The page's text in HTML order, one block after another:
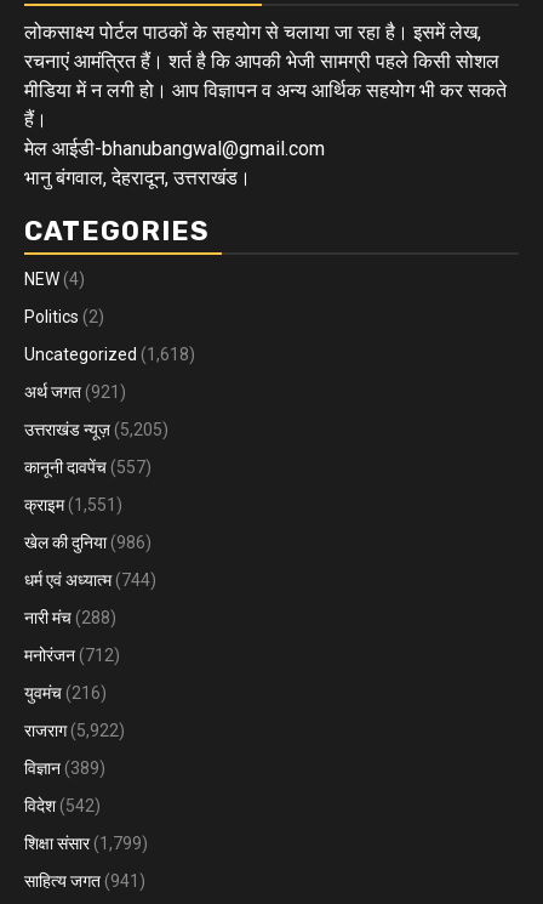
लोकसाक्ष्य पोर्टल पाठकों के सहयोग से चलाया जा रहा है। इसमें लेख,
रचनाएं आमंत्रित हैं। शर्त है कि आपकी भेजी सामग्री पहले किसी सोशल
मीडिया में न लगी हो। आप विज्ञापन व अन्य आर्थिक सहयोग भी कर सकते
हैं।
मेल आईडी-bhanubangwal@gmail.com
भानु बंगवाल, देहरादून, उत्तराखंड।
CATEGORIES
NEW (4)
Politics (2)
Uncategorized (1,618)
अर्थ जगत (921)
उत्तराखंड न्यूज़ (5,205)
कानूनी दावपेंच (557)
क्राइम(1,551)
खेल की दुनिया(986)
धर्म एवं अध्यात्म(744)
नारी मंच (288)
मनोरंजन (712)
युवमंच (216)
राजराग(5,922)
विज्ञान (389)
विदेश (542)
शिक्षा संसार(1,799)
साहित्य जगत (941)